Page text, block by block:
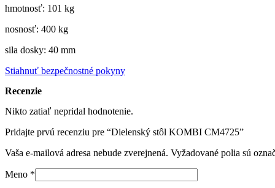
hmotnosť: 101 kg
nosnosť: 400 kg
sila dosky: 40 mm
Stiahnuť bezpečnostné pokyny
Recenzie
Nikto zatiaľ nepridal hodnotenie.
Pridajte prvú recenziu pre “Dielenský stôl KOMBI CM4725”
Vaša e-mailová adresa nebude zverejnená. Vyžadované polia sú
Meno *